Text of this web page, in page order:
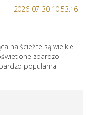
2026-07-30 10:53:16
na ścieżce są wielkie
zbardzo
popularna